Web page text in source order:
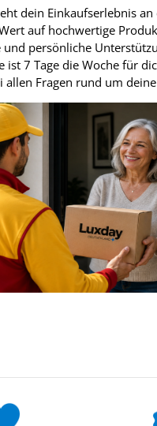
dein Einkaufserlebnis
auf hochwertige
und persönliche
ist 7 Tage die Woche für
allen Fragen rund um